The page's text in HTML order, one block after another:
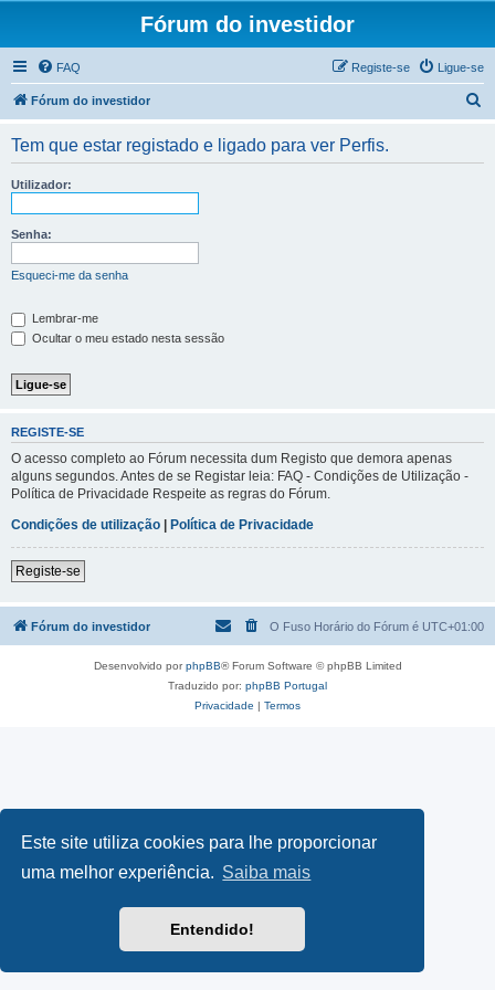
Este site utiliza cookies para lhe proporcionar
uma melhor experiência. Saiba mais
Entendido!
Fórum do investidor
FAQ Ligue-se
Registe-se
Fórum do investidor
Tem que estar registado e ligado para ver Perfis.
Utilizador:
Senha:
Esqueci-me da senha
Lembrar-me
Ocultar o meu estado nesta sessão
REGISTE-SE
O acesso completo ao Fórum necessita dum Registo que demora apenas
alguns segundos. Antes de se Registar leia: FAQ - Condições de Utilização -
Política de Privacidade Respeite as regras do Fórum.
Condições de utilização | Política de Privacidade
Registe-se
Fórum do investidor O Fuso Horário do Fórum é UTC+01:00
Desenvolvido porphpBB® Forum Software © phpBB Limited
Traduzido por: phpBB Portugal
Privacidade | Termos